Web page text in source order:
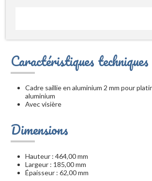
Caractéristiques techniques
Cadre saillie en aluminium 2 mm pour
aluminium
Avec visière
Dimensions
Hauteur : 464,00 mm
Largeur : 185,00 mm
Épaisseur : 62,00 mm